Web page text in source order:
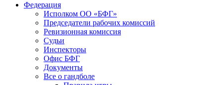
Федерация
Исполком ОО «БФГ»
Председатели рабочих комиссий
Ревизионная комиссия
Судьи
Инспекторы
Офис БФГ
Документы
Все о гандболе